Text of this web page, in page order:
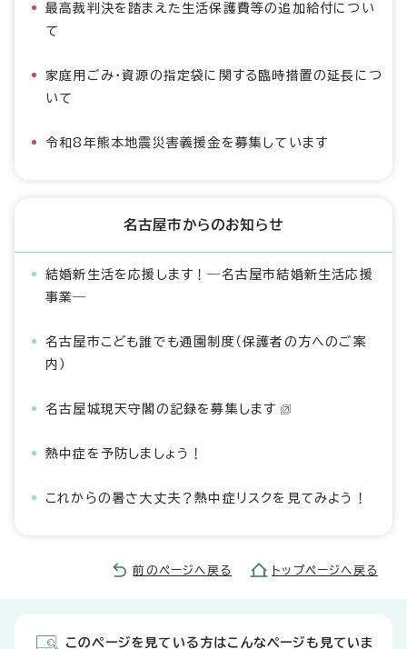
最高裁判決を踏まえた生活保護費等の追加給付につい
て
家庭用ごみ・資源の指定袋に関する臨時措置の延長につ
いて
令和8年熊本地震災害義援金を募集しています
名古屋市からのお知らせ
結婚新生活を応援します！―名古屋市結婚新生活応援
事業―
名古屋市こども誰でも通園制度（保護者の方へのご案
内）
名古屋城現天守閣の記録を募集します
熱中症を予防しましょう！
これからの暑さ大丈夫？熱中症リスクを見てみよう！
前のページへ戻る トップページへ戻る
このページを見ている方はこんなページも見ていま